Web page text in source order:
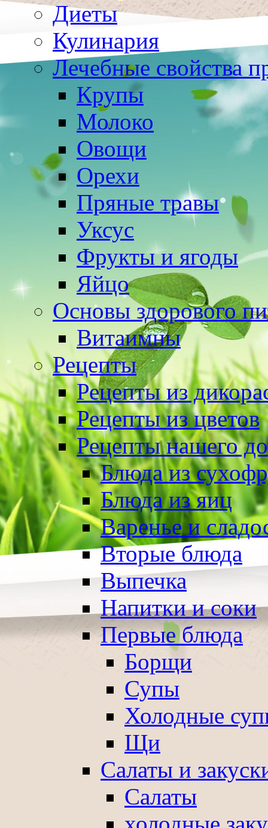
Диеты
Кулинария
Лечебные свойства
Крупы
Молоко
Овощи
Орехи
Пряные травы
Уксус
Фрукты и ягоды
Яйцо
Основы здорового
Витаимны
Рецепты
Рецепты из
Рецепты из цветов
Рецепты нашего
Блюда из
Блюда из яиц
Варенье и
Вторые блюда
Выпечка
Напитки и соки
Первые блюда
Борщи
Супы
Холодные
Щи
Салаты и
Салаты